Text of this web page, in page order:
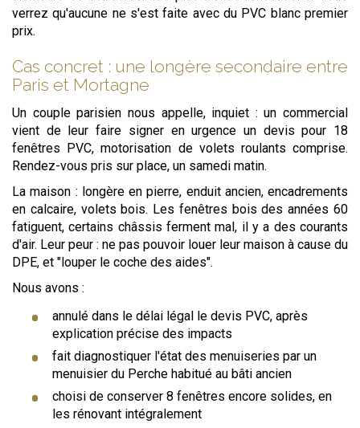
verrez qu'aucune ne s'est faite avec du PVC blanc premier
prix.
Cas concret : une longère secondaire entre
Paris et Mortagne
Un couple parisien nous appelle, inquiet : un commercial
vient de leur faire signer en urgence un devis pour 18
fenêtres PVC, motorisation de volets roulants comprise.
Rendez-vous pris sur place, un samedi matin.
La maison : longère en pierre, enduit ancien, encadrements
en calcaire, volets bois. Les fenêtres bois des années 60
fatiguent, certains châssis ferment mal, il y a des courants
d'air. Leur peur : ne pas pouvoir louer leur maison à cause du
DPE, et "louper le coche des aides".
Nous avons :
annulé dans le délai légal le devis PVC, après
explication précise des impacts
fait diagnostiquer l'état des menuiseries par un
menuisier du Perche habitué au bâti ancien
choisi de conserver 8 fenêtres encore solides, en
les rénovant intégralement